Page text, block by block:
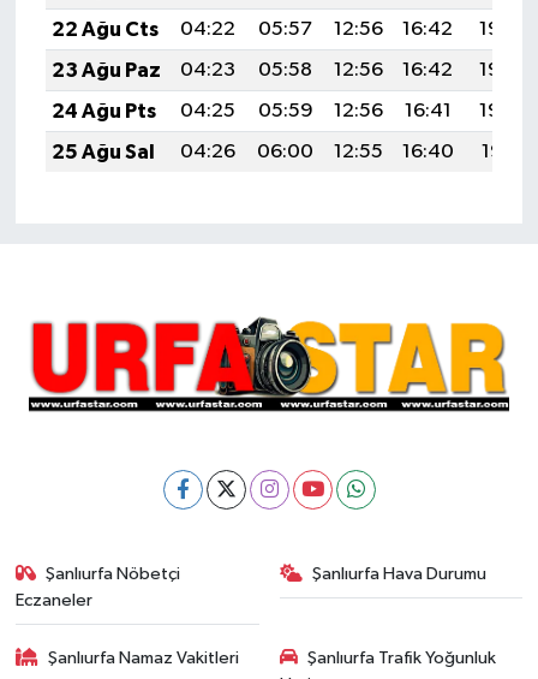
22 Ağu Cts
04:22 05:57 12:56 16:42
19:46
23 Ağu Paz
04:23 05:58 12:56 16:42
19:44
24 Ağu Pts
04:25 05:59 12:56 16:41
19:42
25 Ağu Sal
04:26 06:00 12:55 16:40 19:41
Şanlıurfa Nöbetçi
Eczaneler
Şanlıurfa Hava Durumu
Şanlıurfa Namaz Vakitleri
Şanlıurfa Trafik Yoğunluk